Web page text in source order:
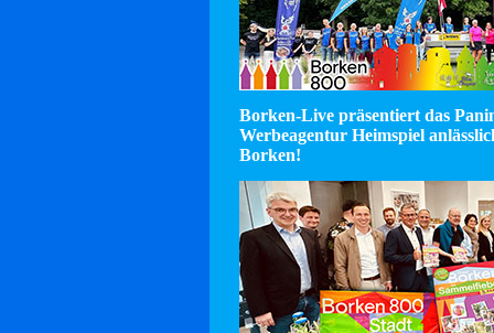
Borken-Live präsentiert das
Werbeagentur Heimspiel
Borken!